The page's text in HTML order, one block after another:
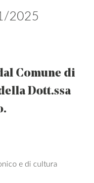
2025
Comune di
Dott.ssa
e di cultura